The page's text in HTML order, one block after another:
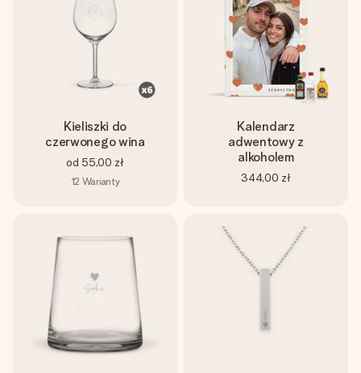
Kieliszki do
czerwonego wina
od 55,00 zł
12 Warianty
Kalendarz
adwentowy z
alkoholem
344,00 zł